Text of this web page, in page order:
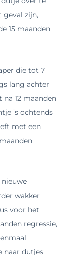
geval zijn,
15 maanden
die tot 7
lang achter
12 maanden
’s ochtends
met een
nieuwe
wakker
voor het
regressie,
naar dutjes